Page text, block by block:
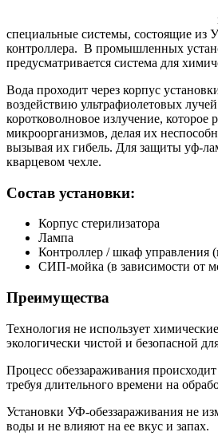
специальные системы, состоящие из
контроллера. В промышленных
предусматривается система для
Вода проходит через корпус
воздействию ультрафиолетовых
коротковолновое излучение,
микроорганизмов, делая их
вызывая их гибель. Для защиты уф-
кварцевом чехле.
Состав установки:
Корпус стерилизатора
Лампа
Контроллер / шкаф управления
СИП-мойка (в зависимости от
Преимущества
Технология не использует
экологически чистой и безопасной
Процесс обеззараживания
требуя длительного времени на
Установки УФ-обеззараживания не
воды и не влияют на ее вкус и запах.